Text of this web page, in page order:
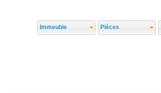
Immeuble Pièces